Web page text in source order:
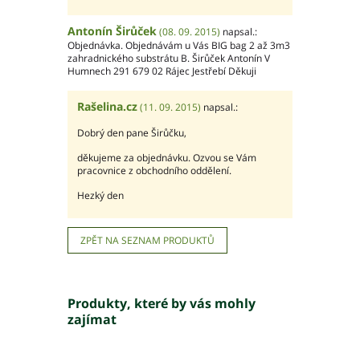
Antonín Širůček(08. 09. 2015) napsal.:
Objednávka. Objednávám u Vás BIG bag 2 až 3m3
zahradnického substrátu B. Širůček Antonín V
Humnech 291 679 02 Rájec Jestřebí Děkuji
Rašelina.cz(11. 09. 2015) napsal.:
Dobrý den pane Širůčku,
děkujeme za objednávku. Ozvou se Vám
pracovnice z obchodního oddělení.
Hezký den
ZPĚT NA SEZNAM PRODUKTŮ
Produkty, které by vás mohly
zajímat